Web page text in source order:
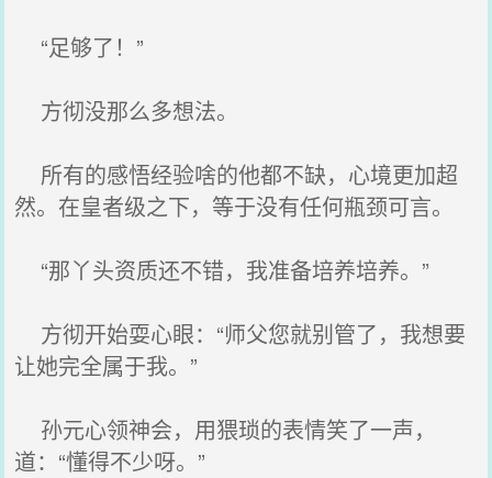
“足够了！”
方彻没那么多想法。
所有的感悟经验啥的他都不缺，心境更加超
然。在皇者级之下，等于没有任何瓶颈可言。
“那丫头资质还不错，我准备培养培养。”
方彻开始耍心眼：“师父您就别管了，我想要
让她完全属于我。”
孙元心领神会，用猥琐的表情笑了一声，
道：“懂得不少呀。”